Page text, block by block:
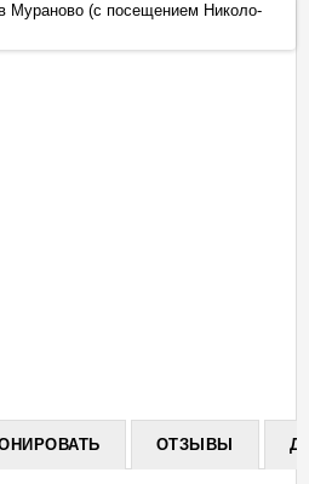
+
Мураново (с посещением Николо-
ОТЗЫВЫ